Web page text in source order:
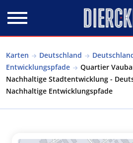
Karten Deutschland
Entwicklungspfade
Quartier
Nachhaltige Stadtentwicklung -
Nachhaltige Entwicklungspfade